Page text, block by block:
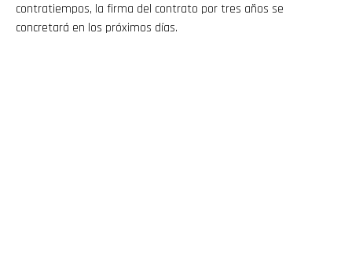
contratiempos, la firma del contrato por tres años se
concretará en los próximos días.